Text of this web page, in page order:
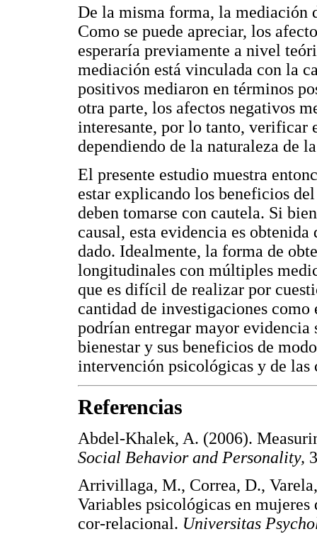
De la misma forma, la mediación
Como se puede apreciar, los
esperaría previamente a nivel
mediación está vinculada con la
positivos mediaron en términos
otra parte, los afectos negativos
interesante, por lo tanto, verificar
dependiendo de la naturaleza de
El presente estudio muestra
estar explicando los beneficios
deben tomarse con cautela. Si
causal, esta evidencia es
dado. Idealmente, la forma de
longitudinales con múltiples
que es difícil de realizar por
cantidad de investigaciones como
podrían entregar mayor evidencia
bienestar y sus beneficios de
intervención psicológicas y de las
Referencias
Abdel-Khalek, A. (2006).
Social Behavior and Personality,
Arrivillaga, M., Correa, D.,
Variables psicológicas en
cor-relacional. Universitas